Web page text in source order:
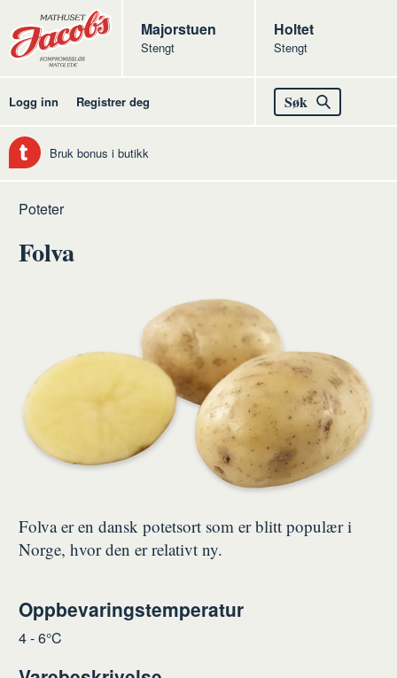
Butikker
Jacobs
Majorstuen
Stengt
Jacobs
Holtet
Stengt
Logg inn Registrer deg Søk
Bruk bonus i butikk
Hjem
Gode
med
poteter
Poteter
Folva
Folva er en dansk potetsort som er blitt populær i
Norge, hvor den er relativt ny.
Oppbevaringstemperatur
4 - 6°C